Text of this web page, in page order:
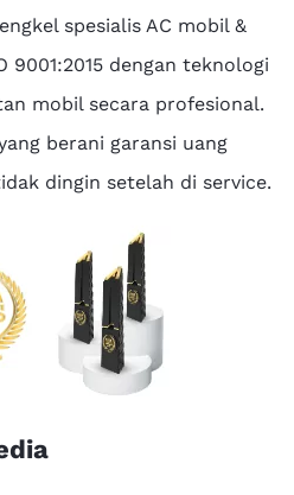
spesialis AC mobil &
9001:2015 dengan teknologi
mobil secara profesional.
berani garansi uang
dingin setelah di service.